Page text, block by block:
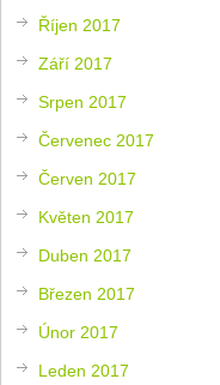
Říjen 2017
Září 2017
Srpen 2017
Červenec 2017
Červen 2017
Květen 2017
Duben 2017
Březen 2017
Únor 2017
Leden 2017